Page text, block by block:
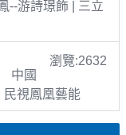
--游詩璟飾 | 三立
瀏覽:2632
中國
民視鳳凰藝能